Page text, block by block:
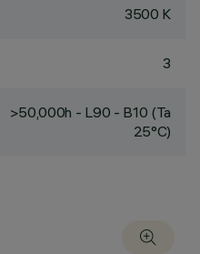
3500 K
3
>50,000h - L90 - B10 (Ta
25°C)